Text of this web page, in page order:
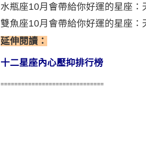
水瓶座10月會帶給你好運的星座：
雙魚座10月會帶給你好運的星座：
延伸閱讀：
十二星座內心壓抑排行榜
==============================